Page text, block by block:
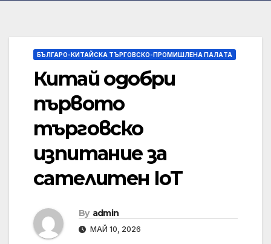
БЪЛГАРО-КИТАЙСКА ТЪРГОВСКО-ПРОМИШЛЕНА ПАЛAТА
Китай одобри
първото
търговско
изпитание за
сателитен IoT
By admin
МАЙ 10, 2026